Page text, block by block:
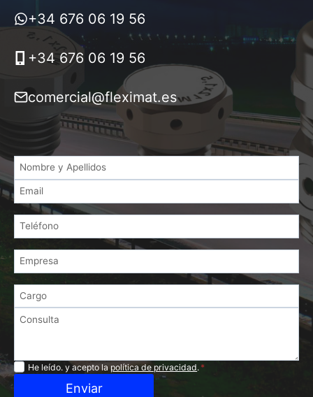
+34 676 06 19 56
+34 676 06 19 56
comercial@fleximat.es
Privacidad
He leído. y acepto lapolítica de privacidad. *
Enviar